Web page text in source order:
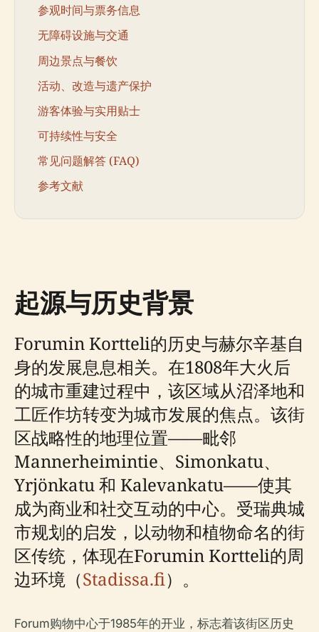
参观时间与票务信息
无障碍设施与交通
周边景点与餐饮
活动、改造与遗产保护
游客体验与实用贴士
可持续性与安全
常见问题解答 (FAQ)
参考文献
起源与历史背景
Forumin Kortteli的历史与赫尔辛基自
身的发展息息相关。在1808年大火后
的城市重建过程中，该区域从沼泽地和
工匠作坊转变为城市发展的焦点。该街
区战略性的地理位置——毗邻
Mannerheimintie、Simonkatu、
Yrjönkatu 和 Kalevankatu——使其
成为商业和社交互动的中心。受瑞典城
市规划的启发，以动物和植物命名的街
区传统，体现在Forumin Kortteli的周
边环境（Stadissa.fi）。
Forum购物中心于1985年的开业，标志着该街区历史